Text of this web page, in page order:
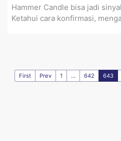
Hammer Candle bisa jadi
Ketahui cara konfirmasi,
First Prev 1 ... 642 643